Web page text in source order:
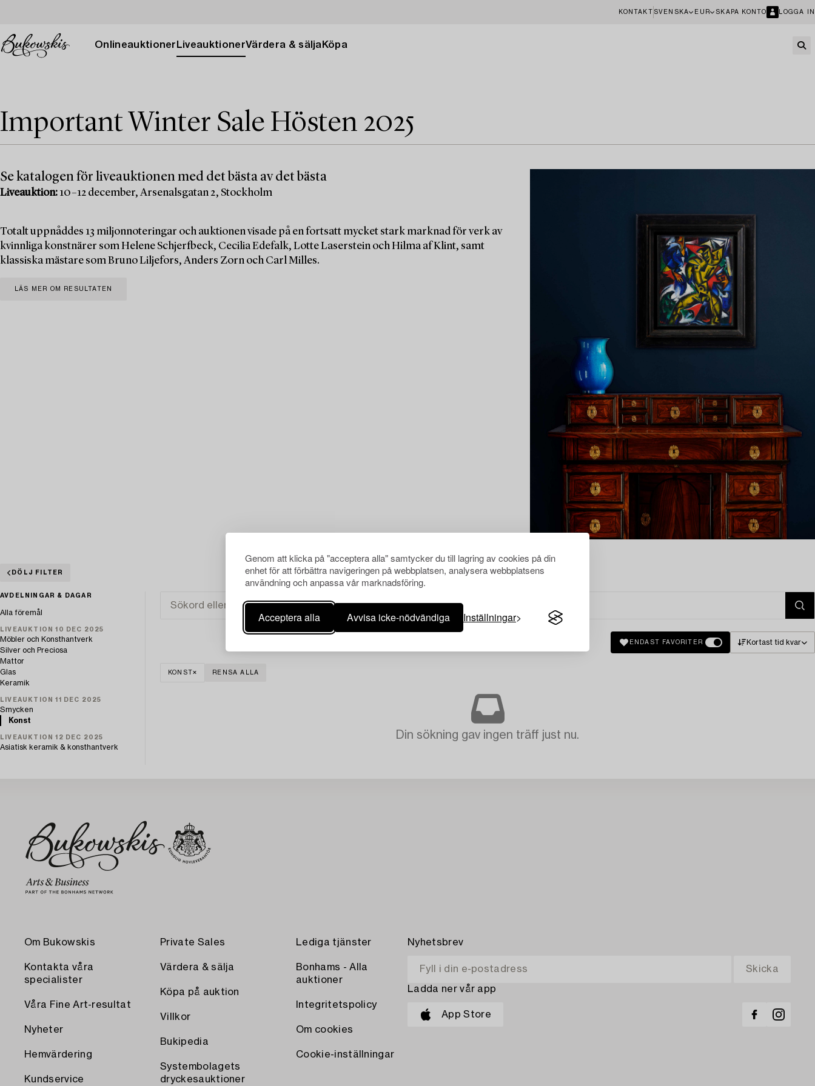
Genom att klicka på "acceptera alla" samtycker du till lagring av cookies på din
enhet för att förbättra navigeringen på webbplatsen, analysera webbplatsens
användning och anpassa vår marknadsföring.
Acceptera alla Avvisa icke-nödvändiga Inställningar
KONTAKT SVENSKA EUR SKAPA KONTO LOGGA IN
Onlineauktioner LiveauktionerVärdera & sälja Köpa
Important Winter Sale Hösten 2025
Se katalogen för liveauktionen med det bästa av det bästa
Liveauktion: 10–12 december, Arsenalsgatan 2, Stockholm
Totalt uppnåddes 13 miljonnoteringar och auktionen visade på en fortsatt mycket stark marknad för verk av
kvinnliga konstnärer som Helene Schjerfbeck, Cecilia Edefalk, Lotte Laserstein och Hilma af Klint, samt
klassiska mästare som Bruno Liljefors, Anders Zorn och Carl Milles.
LÄS MER OM RESULTATEN
DÖLJ FILTER
AVDELNINGAR & DAGAR
Alla föremål
LIVEAUKTION 10 DEC 2025
Möbler och Konsthantverk
Silver och Preciosa
Mattor
Glas
Keramik
LIVEAUKTION 11 DEC 2025
Smycken
Konst
LIVEAUKTION 12 DEC 2025
Asiatisk keramik & konsthantverk
ENDAST FAVORITER Kortast tid kvar
KONST RENSA ALLA
Din sökning gav ingen träff just nu.
Om Bukowskis
Kontakta våra
specialister
Våra Fine Art-resultat
Nyheter
Hemvärdering
Kundservice
Private Sales
Värdera & sälja
Köpa på auktion
Villkor
Bukipedia
Systembolagets
dryckesauktioner
Lediga tjänster
Bonhams - Alla
auktioner
Integritetspolicy
Om cookies
Cookie-inställningar
Nyhetsbrev
Ladda ner vår app
App Store